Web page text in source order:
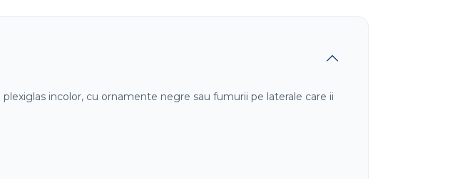
incolor, cu ornamente negre sau fumurii pe laterale care ii